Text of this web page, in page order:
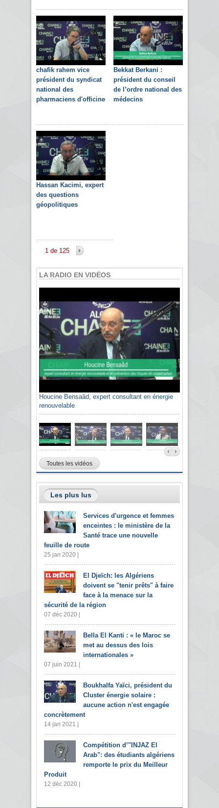
chafik rahem vice
président du syndicat
national des
pharmaciens d'officine
Bekkat Berkani :
président du conseil
de l’ordre national des
médecins
Hassan Kacimi, expert
des questions
géopolitiques
1 de 125
LA RADIO EN VIDÉOS
Houcine Bensaâd, expert consultant en énergie
renouvelable
Toutes les vidéos
Les plus lus
Services d'urgence et femmes
enceintes : le ministère de la
Santé trace une nouvelle
feuille de route
25 jan 2020 |
El Djeïch: les Algériens
doivent se "tenir prêts" à faire
face à la menace sur la
sécurité de la région
07 déc 2020 |
Bella El Kanti : « le Maroc se
met au dessus des lois
internationales »
07 juin 2021 |
Boukhalfa Yaïci, président du
Cluster énergie solaire :
aucune action n'est engagée
concrètement
14 jan 2021 |
Compétition d’"INJAZ El
Arab": des étudiants algériens
remporte le prix du Meilleur
Produit
12 déc 2020 |